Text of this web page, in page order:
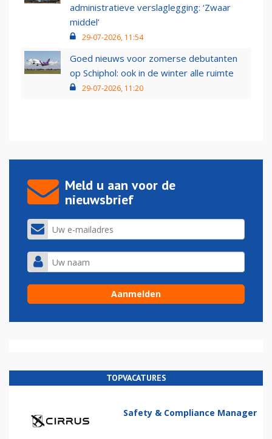
administratieve verslaglegging: ‘Zwaar
middel’
29-07-2026, 11:54
Goed nieuws voor zomerse debutanten
op Schiphol: ook in de winter alle ruimte
29-07-2026, 11:20
Meld u aan voor de
nieuwsbrief
TOPVACATURES
Safety & Compliance Manager